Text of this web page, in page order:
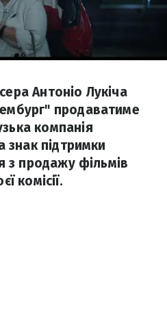
Антоніо Лукіча
продаватиме
компанія
підтримки
з продажу фільмів
комісії.